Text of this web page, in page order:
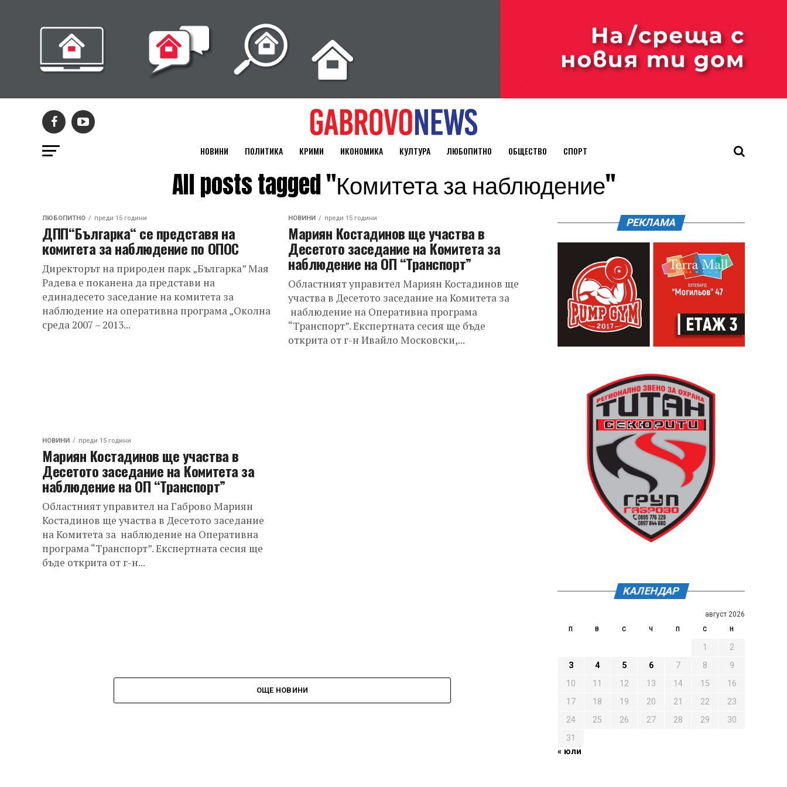
НОВИНИ ПОЛИТИКА КРИМИ ИКОНОМИКА КУЛТУРА ЛЮБОПИТНО ОБЩЕСТВО СПОРТ
All posts tagged "Комитета за наблюдение"
ЛЮБОПИТНО преди 15 години
ДПП“Българка“ се представя на
комитета за наблюдение по ОПОС
Директорът на природен парк „Българка” Мая
Радева е поканена да представи на
единадесето заседание на комитета за
наблюдение на оперативна програма „Околна
среда 2007 – 2013...
НОВИНИ преди 15 години
Мариян Костадинов ще участва в
Десетото заседание на Комитета за
наблюдение на ОП “Транспорт”
Областният управител Мариян Костадинов ще
участва в Десетото заседание на Комитета за
наблюдение на Оперативна програма
“Транспорт”. Експертната сесия ще бъде
открита от г-н Ивайло Московски,...
НОВИНИ преди 15 години
Мариян Костадинов ще участва в
Десетото заседание на Комитета за
наблюдение на ОП “Транспорт”
Областният управител на Габрово Мариян
Костадинов ще участва в Десетото заседание
на Комитета за наблюдение на Оперативна
програма “Транспорт”. Експертната сесия ще
бъде открита от г-н...
ОЩЕ НОВИНИ
РЕКЛАМА
КАЛЕНДАР
август 2026
П В С Ч П С Н
1
2
3
4 5 6 7 8
9
10
11 12 13 14 15
16
17
18 19 20 21 22
23
24
25 26 27 28 29
30
31
« юли